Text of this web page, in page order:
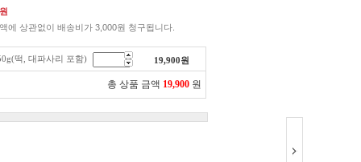
원
에 상관없이 배송비가 3,000원 청구됩니다.
떡, 대파사리 포함) 19,900원
총 상품 금액 19,900 원